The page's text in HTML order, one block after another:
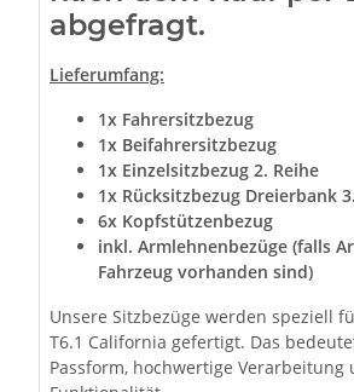
abgefragt.
Lieferumfang:
1x Fahrersitzbezug
1x Beifahrersitzbezug
1x Einzelsitzbezug 2. Reihe
1x Rücksitzbezug Dreierbank
6x Kopfstützenbezug
inkl. Armlehnenbezüge (falls
Fahrzeug vorhanden sind)
Unsere Sitzbezüge werden speziell
T6.1 California gefertigt. Das
Passform, hochwertige Verarbeitung